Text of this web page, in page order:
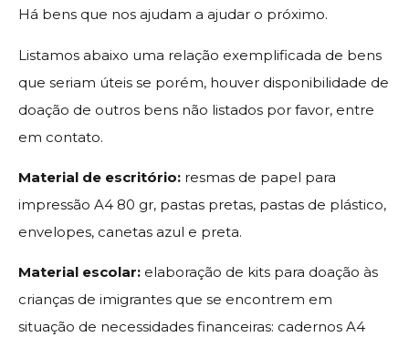
Há bens que nos ajudam a ajudar o próximo.
Listamos abaixo uma relação exemplificada de bens
que seriam úteis se porém, houver disponibilidade de
doação de outros bens não listados por favor, entre
em contato.
Material de escritório: resmas de papel para
impressão A4 80 gr, pastas pretas, pastas de plástico,
envelopes, canetas azul e preta.
Material escolar: elaboração de kits para doação às
crianças de imigrantes que se encontrem em
situação de necessidades financeiras: cadernos A4